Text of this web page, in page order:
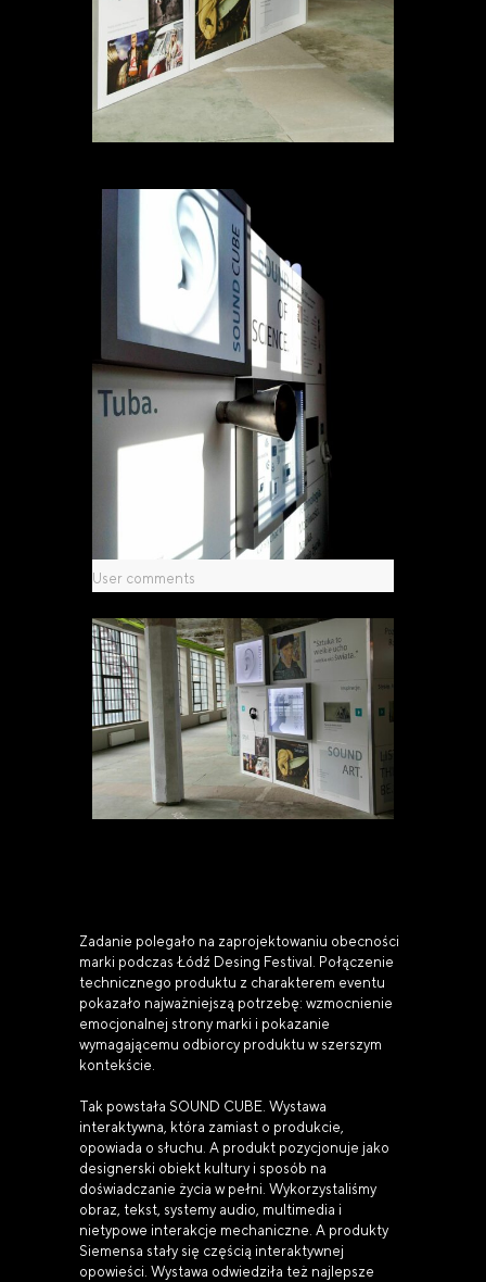
User comments
Zadanie polegało na zaprojektowaniu obecności
marki podczas Łódź Desing Festival. Połączenie
technicznego produktu z charakterem eventu
pokazało najważniejszą potrzebę: wzmocnienie
emocjonalnej strony marki i pokazanie
wymagającemu odbiorcy produktu w szerszym
kontekście.
Tak powstała SOUND CUBE. Wystawa
interaktywna, która zamiast o produkcie,
opowiada o słuchu. A produkt pozycjonuje jako
designerski obiekt kultury i sposób na
doświadczanie życia w pełni. Wykorzystaliśmy
obraz, tekst, systemy audio, multimedia i
nietypowe interakcje mechaniczne. A produkty
Siemensa stały się częścią interaktywnej
opowieści. Wystawa odwiedziła też najlepsze